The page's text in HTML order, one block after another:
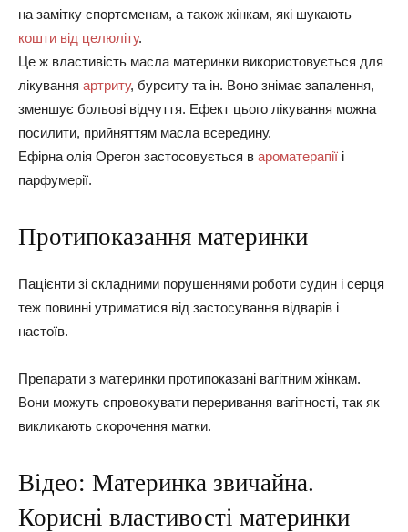
на замітку спортсменам, а також жінкам, які шукають
кошти від целюліту.
Це ж властивість масла материнки використовується для
лікування артриту, бурситу та ін. Воно знімає запалення,
зменшує больові відчуття. Ефект цього лікування можна
посилити, прийняттям масла всередину.
Ефірна олія Орегон застосовується в ароматерапії і
парфумерії.
Протипоказання материнки
Пацієнти зі складними порушеннями роботи судин і серця
теж повинні утриматися від застосування відварів і
настоїв.
Препарати з материнки протипоказані вагітним жінкам.
Вони можуть спровокувати переривання вагітності, так як
викликають скорочення матки.
Відео: Материнка звичайна.
Корисні властивості материнки